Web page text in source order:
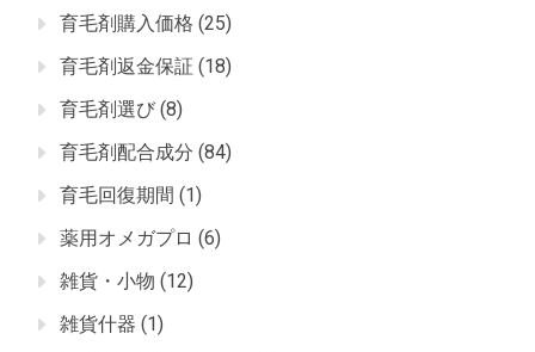
育毛剤購入価格 (25)
育毛剤返金保証 (18)
育毛剤選び (8)
育毛剤配合成分 (84)
育毛回復期間 (1)
薬用オメガプロ (6)
雑貨・小物 (12)
雑貨什器 (1)